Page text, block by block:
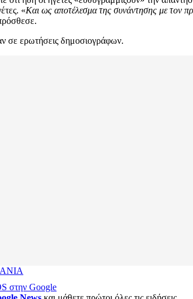
«Και ως αποτέλεσμα της συνάντησης με τον
σε ερωτήσεις δημοσιογράφων.
στην Google